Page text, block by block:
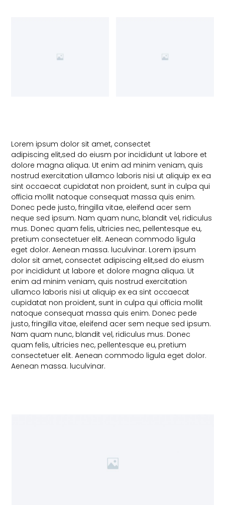
Lorem ipsum dolor sit amet, consectet
adipiscing elit,sed do eiusm por incididunt ut labore et
dolore magna aliqua. Ut enim ad minim veniam, quis
nostrud exercitation ullamco laboris nisi ut aliquip ex ea
sint occaecat cupidatat non proident, sunt in culpa qui
officia mollit natoque consequat massa quis enim.
Donec pede justo, fringilla vitae, eleifend acer sem
neque sed ipsum. Nam quam nunc, blandit vel, ridiculus
mus. Donec quam felis, ultricies nec, pellentesque eu,
pretium consectetuer elit. Aenean commodo ligula
eget dolor. Aenean massa. luculvinar. Lorem ipsum
dolor sit amet, consectet adipiscing elit,sed do eiusm
por incididunt ut labore et dolore magna aliqua. Ut
enim ad minim veniam, quis nostrud exercitation
ullamco laboris nisi ut aliquip ex ea sint occaecat
cupidatat non proident, sunt in culpa qui officia mollit
natoque consequat massa quis enim. Donec pede
justo, fringilla vitae, eleifend acer sem neque sed ipsum.
Nam quam nunc, blandit vel, ridiculus mus. Donec
quam felis, ultricies nec, pellentesque eu, pretium
consectetuer elit. Aenean commodo ligula eget dolor.
Aenean massa. luculvinar.